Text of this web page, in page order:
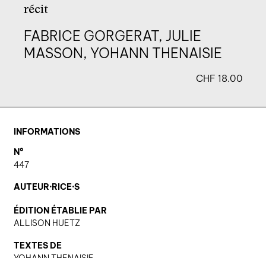
podcasts
éditions d’artistes
récit
FABRICE GORGERAT, JULIE
MASSON, YOHANN THENAISIE
CHF 18.00
INFORMATIONS
N°
447
AUTEUR·RICE·S
ÉDITION ÉTABLIE PAR
ALLISON HUETZ
TEXTES DE